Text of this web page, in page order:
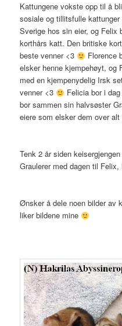
Kattungene vokste opp til å
sosiale og tillitsfulle
Sverige hos sin eier, og Felix
korthårs katt. Den britiske
beste venner <3
Florence
elsker henne kjempehøyt, og
med en kjempenydelig Irsk
venner <3
Felicia bor i
bor sammen sin halvsøster
eiere som elsker dem over
Tenk 2 år siden
Graulerer med dagen til
Ønsker å dele noen bilder av
liker bildene mine